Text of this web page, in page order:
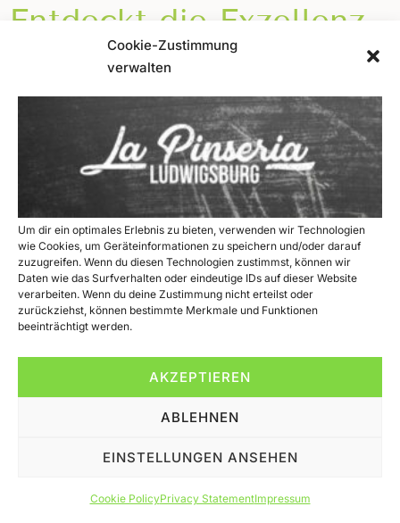
Cookie-Zustimmung
verwalten
Um dir ein optimales Erlebnis zu bieten, verwenden wir Technologien
wie Cookies, um Geräteinformationen zu speichern und/oder darauf
zuzugreifen. Wenn du diesen Technologien zustimmst, können wir
Daten wie das Surfverhalten oder eindeutige IDs auf dieser Website
verarbeiten. Wenn du deine Zustimmung nicht erteilst oder
zurückziehst, können bestimmte Merkmale und Funktionen
beeinträchtigt werden.
AKZEPTIEREN
ABLEHNEN
EINSTELLUNGEN ANSEHEN
Cookie PolicyPrivacy StatementImpressum
Entdeckt die Exzellenz
des Geschmacks mit
unseren Pinsen!
Bei uns verwenden wir nur die besten, frischesten und